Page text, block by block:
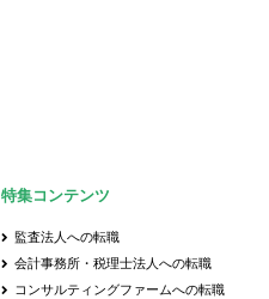
特集コンテンツ
監査法人への転職
会計事務所・税理士法人への転職
コンサルティングファームへの転職